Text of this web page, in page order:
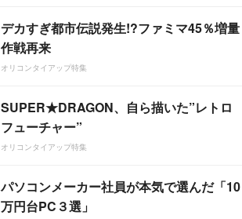
デカすぎ都市伝説発生!?ファミマ45％増量
作戦再来
オリコンタイアップ特集
SUPER★DRAGON、自ら描いた”レトロ
フューチャー”
オリコンタイアップ特集
パソコンメーカー社員が本気で選んだ「10
万円台PC３選」